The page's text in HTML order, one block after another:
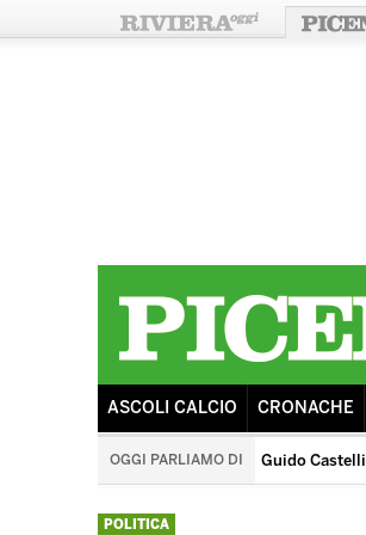
ASCOLI CALCIO CRONACHE
OGGI PARLIAMO DI Guido Castelli
arengo
POLITICA